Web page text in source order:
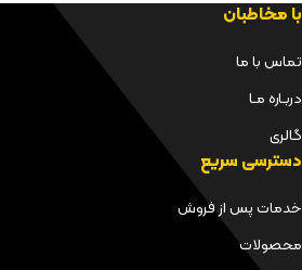
با مخاطبان
تماس با ما
دربـاره مـا
گالری
دسترسی سریع
خدمات پس از فروش
محصولات